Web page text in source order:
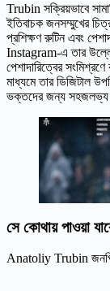
Trubin সক্রিয়ভাবে
ইতিবাচক জনসম্মুখের
প্রশিক্ষণ রুটিন এবং
Instagram-এ তার
পেশাদারিত্বের
মাধ্যমে তার ডিজিটাল
ভক্তদের জন্য
সে কোথায় পাওয়া
Anatoliy Trubin